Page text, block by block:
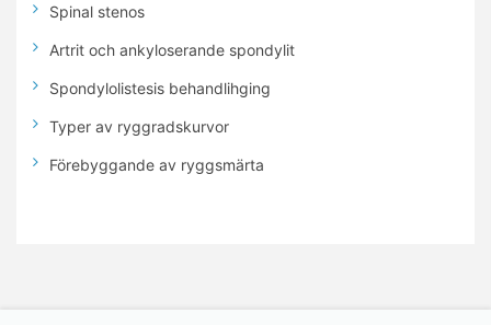
Spinal stenos
Artrit och ankyloserande spondylit
Spondylolistesis behandlihging
Typer av ryggradskurvor
Förebyggande av ryggsmärta